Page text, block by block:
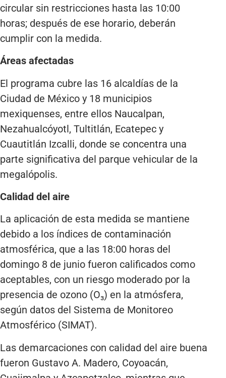
circular sin restricciones hasta las 10:00
horas; después de ese horario, deberán
cumplir con la medida.
Áreas afectadas
El programa cubre las 16 alcaldías de la
Ciudad de México y 18 municipios
mexiquenses, entre ellos Naucalpan,
Nezahualcóyotl, Tultitlán, Ecatepec y
Cuautitlán Izcalli, donde se concentra una
parte significativa del parque vehicular de la
megalópolis.
Calidad del aire
La aplicación de esta medida se mantiene
debido a los índices de contaminación
atmosférica, que a las 18:00 horas del
domingo 8 de junio fueron calificados como
aceptables, con un riesgo moderado por la
presencia de ozono (O₃) en la atmósfera,
según datos del Sistema de Monitoreo
Atmosférico (SIMAT).
Las demarcaciones con calidad del aire buena
fueron Gustavo A. Madero, Coyoacán,